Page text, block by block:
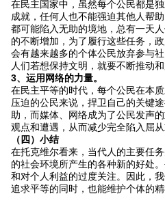
在民主国家中，虽然每个公民都是
成就，任何人也不能强迫其他人帮
都可能陷入无助的境地，总有一天
的不断增加，为了履行这些任务，
会有越来越多的个体公民放弃参与
人们若想保持文明，就要不断推动
3、运用网络的力量。
在民主平等的时代，每个公民在本
压迫的公民来说，捍卫自己的关键
助，而媒体、网络成为了公民发声
观点和遭遇，从而减少完全陷入屈
（四）小结
在托克维尔看来，当代人的主要任
的社会环境所产生的各种新的好处
和对个人利益的过度关注。因此，
追求平等的同时，也能维护个体的